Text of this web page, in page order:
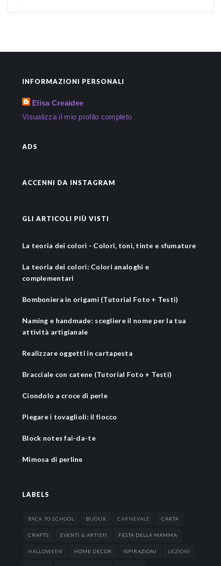
INFORMAZIONI PERSONALI
Elisa Creaidee
Visualizza il mio profilo completo
ADS
ACCENNI DA INSTAGRAM
GLI ARTICOLI PIÙ VISTI
La teoria dei colori - Colori, toni, tinte e sfumature
La teoria dei colori: Colori analoghi e
complementari
Bomboniera in origami (Tutorial Foto + Testi)
Naming e handmade: scegliere il nome per la tua
attività artigianale
Realizzare oggetti in cartapesta
Bracciale con catene (Tutorial Foto + Testi)
Ciondolo a croce di perle
Piegare i tovaglioli: il fiocco
Block notes fai-da-te
Mimosa di perline
LABELS
BACK TO SCHOOL BIJOUX CARNEVALE CARTA
CRAFTS EVENTI & ARTISTI FESTA DELLA MAMMA
HALLOWEEN HOME DECOR ISPIRAZIONI LEZIONI